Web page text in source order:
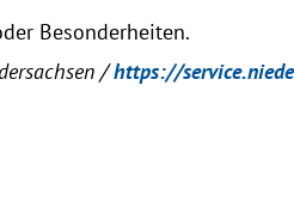
Besonderheiten.
/https://